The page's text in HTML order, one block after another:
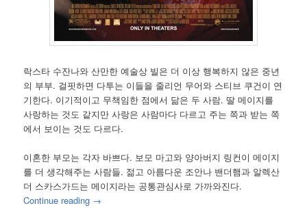
락스타 수잔나와 산만한 예술상 빌은 더 이상 행복하지 않은 중년
의 부부. 걸핏하면 다투는 이들을 줄리언 무어와 스티브 쿠건이 연
기한다. 이기적이고 무책임한 점에서 닮은 두 사람. 딸 메이지를
사랑하는 것도 같지만 사랑은 사람마다 다르고 주는 쪽과 받는 쪽
에서 보이는 것도 다르다.
이혼한 부모는 각자 바쁘다. 보모 마고와 양아버지 링컨이 메이지
를 더 생각해주는 사람들. 젊고 아름다운 조안나 밴더햄과 알렉산
더 스카스가드는 메이지라는 공통관심사로 가까와진다.
Continue reading →